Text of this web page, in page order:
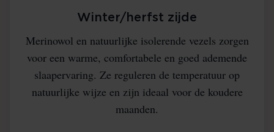
Winter/herfst zijde
Merinowol en natuurlijke isolerende vezels zorgen
voor een warme, comfortabele en goed ademende
slaapervaring. Ze reguleren de temperatuur op
natuurlijke wijze en zijn ideaal voor de koudere
maanden.